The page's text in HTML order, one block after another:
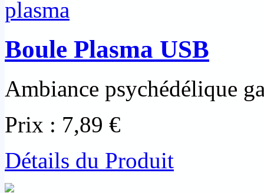
Boule Plasma USB
Ambiance psychédélique
Prix : 7,89 €
Détails du Produit